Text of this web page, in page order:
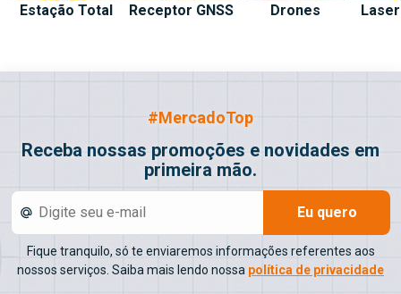
Estação Total Receptor GNSS Drones
#MercadoTop
Receba nossas promoções e novidades em
primeira mão.
Eu quero
Fique tranquilo, só te enviaremos informações referentes aos
nossos serviços. Saiba mais lendo nossa política de privacidade